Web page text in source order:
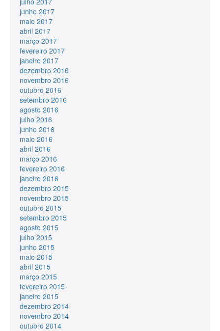
junho 2017
maio 2017
abril 2017
março 2017
fevereiro 2017
janeiro 2017
dezembro 2016
novembro 2016
outubro 2016
setembro 2016
agosto 2016
julho 2016
junho 2016
maio 2016
abril 2016
março 2016
fevereiro 2016
janeiro 2016
dezembro 2015
novembro 2015
outubro 2015
setembro 2015
agosto 2015
julho 2015
junho 2015
maio 2015
abril 2015
março 2015
fevereiro 2015
janeiro 2015
dezembro 2014
novembro 2014
outubro 2014